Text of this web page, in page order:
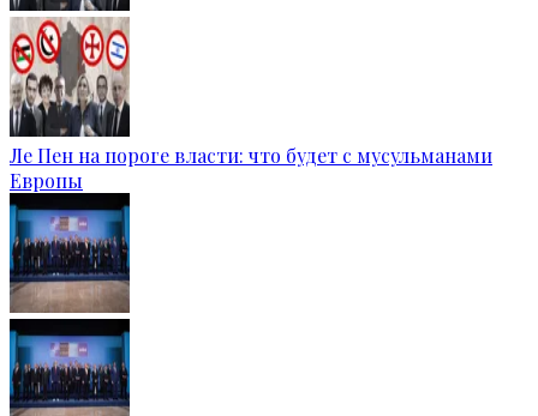
Ле Пен на пороге власти: что будет с мусульманами
Европы